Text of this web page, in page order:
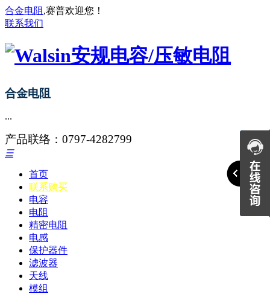
合金电阻 ,赛普欢迎您！
联系我们
合金电阻
...
产品联络：0797-4282799
☰
首页
联系购买
电容
电阻
精密电阻
电感
保护器件
滤波器
天线
模组